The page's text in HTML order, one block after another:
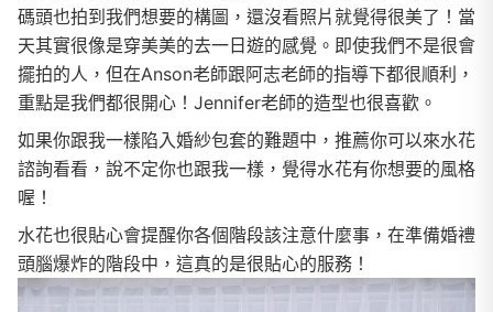
碼頭也拍到我們想要的構圖，還沒看照片就覺得很美了！當
天其實很像是穿美美的去一日遊的感覺。即使我們不是很會
擺拍的人，但在Anson老師跟阿志老師的指導下都很順利，
重點是我們都很開心！Jennifer老師的造型也很喜歡。
如果你跟我一樣陷入婚紗包套的難題中，推薦你可以來水花
諮詢看看，說不定你也跟我一樣，覺得水花有你想要的風格
喔！
水花也很貼心會提醒你各個階段該注意什麼事，在準備婚禮
頭腦爆炸的階段中，這真的是很貼心的服務！